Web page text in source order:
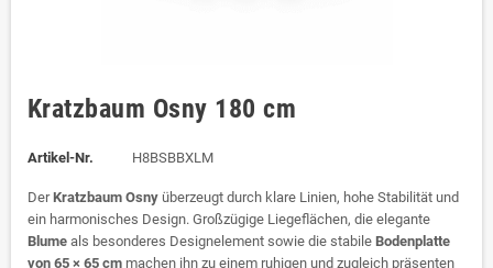
Kratzbaum Osny 180 cm
Artikel-Nr. H8BSBBXLM
DerKratzbaum Osny überzeugt durch klare Linien, hohe Stabilität und
ein harmonisches Design. Großzügige Liegeflächen, die elegante
Blume als besonderes Designelement sowie die stabile Bodenplatte
von 65 × 65 cm machen ihn zu einem ruhigen und zugleich präsenten